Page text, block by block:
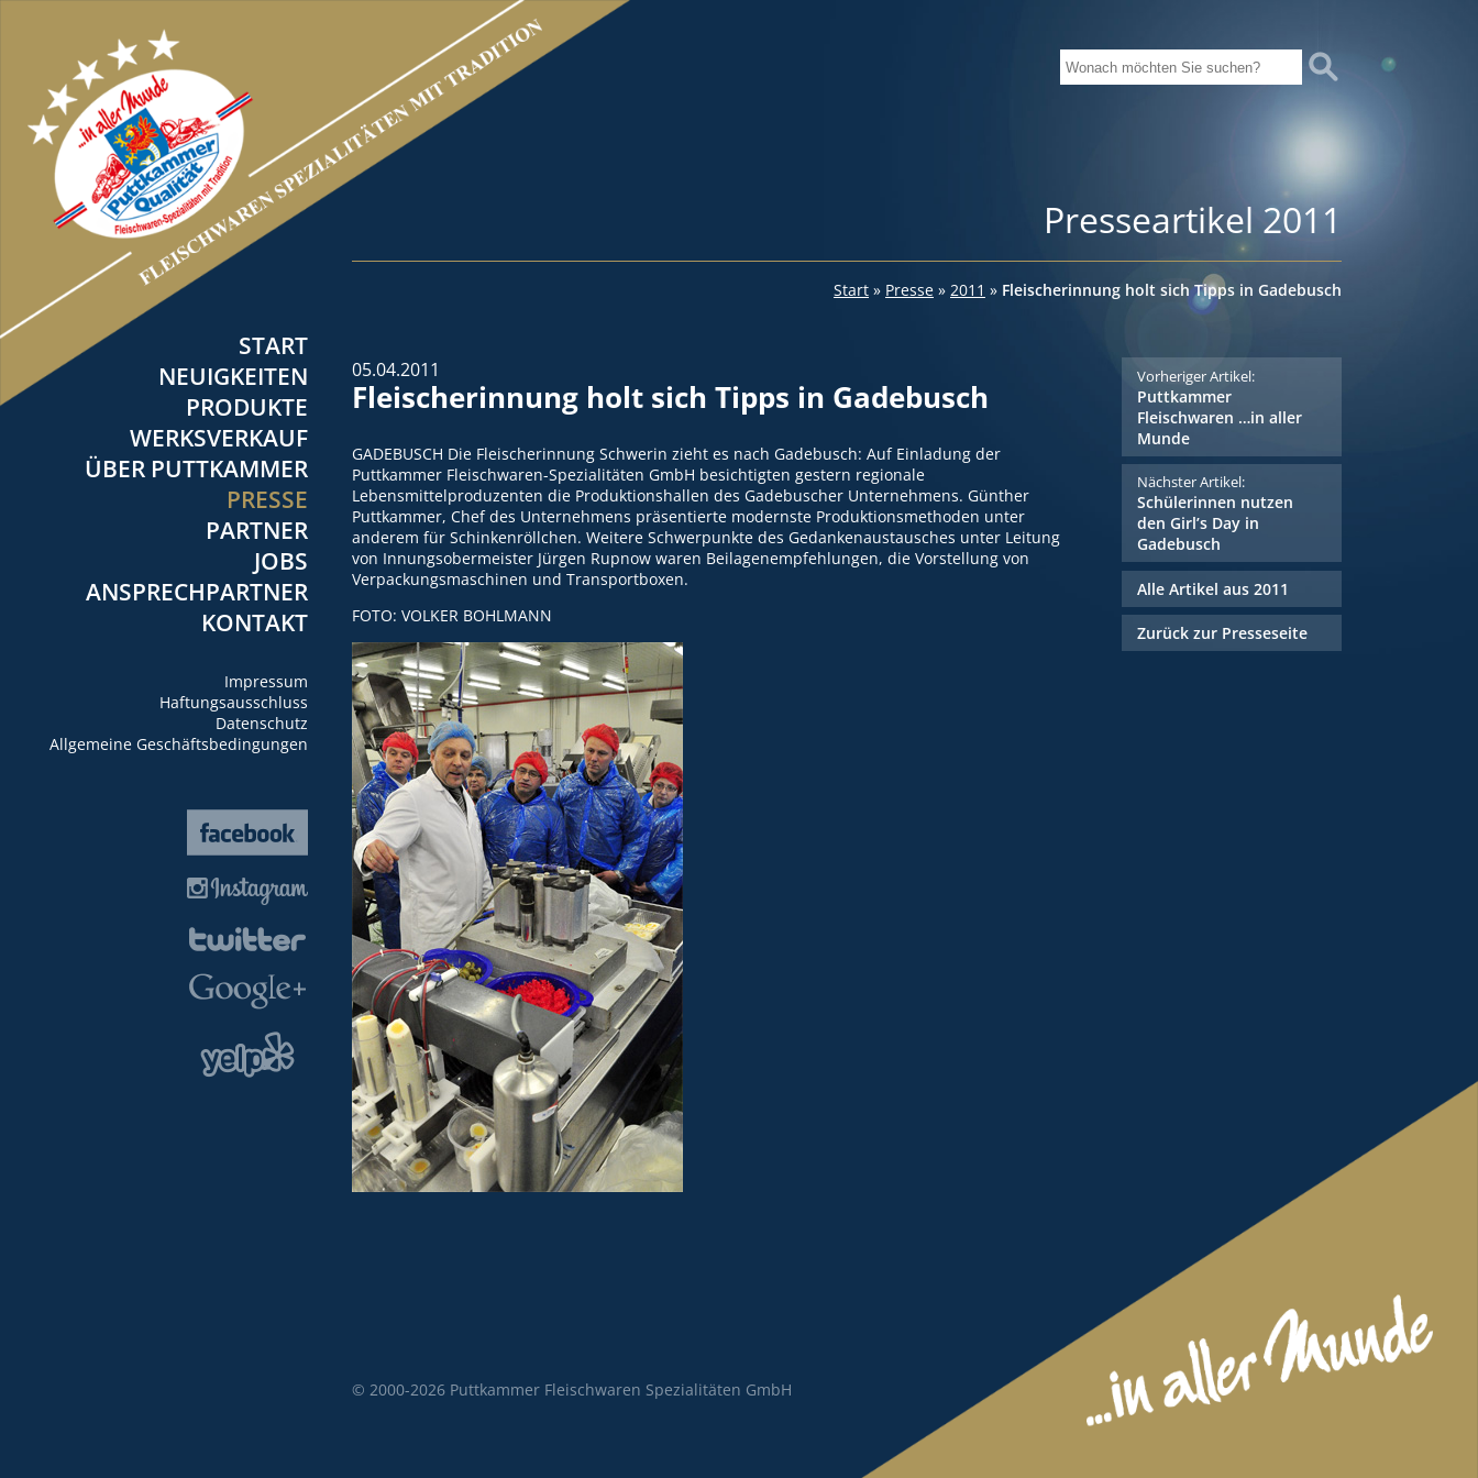
START
NEUIGKEITEN
PRODUKTE
WERKSVERKAUF
ÜBER PUTTKAMMER
PRESSE
PARTNER
JOBS
ANSPRECHPARTNER
KONTAKT
Impressum
Haftungsausschluss
Datenschutz
Allgemeine Geschäftsbedingungen
Presseartikel 2011
Start » Presse » 2011 » Fleischerinnung holt sich Tipps in Gadebusch
05.04.2011
Fleischerinnung holt sich Tipps in Gadebusch
GADEBUSCH Die Fleischerinnung Schwerin zieht es nach Gadebusch: Auf Einladung der
Puttkammer Fleischwaren-Spezialitäten GmbH besichtigten gestern regionale
Lebensmittelproduzenten die Produktionshallen des Gadebuscher Unternehmens. Günther
Puttkammer, Chef des Unternehmens präsentierte modernste Produktionsmethoden unter
anderem für Schinkenröllchen. Weitere Schwerpunkte des Gedankenaustausches unter Leitung
von Innungsobermeister Jürgen Rupnow waren Beilagenempfehlungen, die Vorstellung von
Verpackungsmaschinen und Transportboxen.
FOTO: VOLKER BOHLMANN
Vorheriger Artikel:
Puttkammer
Fleischwaren …in aller
Munde
Nächster Artikel:
Schülerinnen nutzen
den Girl’s Day in
Gadebusch
Alle Artikel aus 2011
Zurück zur Presseseite
© 2000-2026 Puttkammer Fleischwaren Spezialitäten GmbH